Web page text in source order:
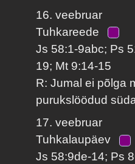
16. veebruar
Tuhkareede
Js 58:1-9abc; Ps
19; Mt 9:14-15
R: Jumal ei põlga
purukslöödud
17. veebruar
Tuhkalaupäev
Js 58:9de-14; Ps